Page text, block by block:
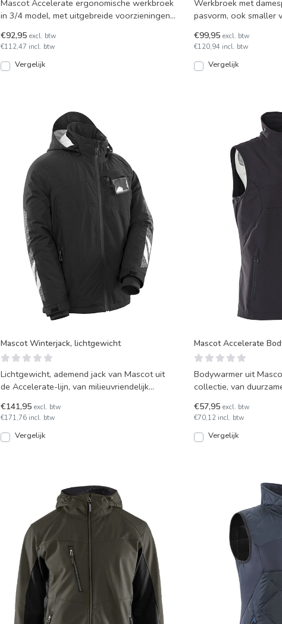
Mascot Accelerate ergonomische werkbroek
in 3/4 model, met uitgebreide voorzieningen
€92,95 excl. btw
€112,47 incl. btw
Vergelijk
Werkbroek met
pasvorm, ook smaller
€99,95 excl. btw
€120,94 incl. btw
Vergelijk
Mascot Winterjack, lichtgewicht
Lichtgewicht, ademend jack van Mascot uit
de Accelerate-lijn, van milieuvriendelijk
€141,95 excl. btw
€171,76 incl. btw
Vergelijk
Mascot Accelerate
Bodywarmer uit
collectie, van
€57,95 excl. btw
€70,12 incl. btw
Vergelijk